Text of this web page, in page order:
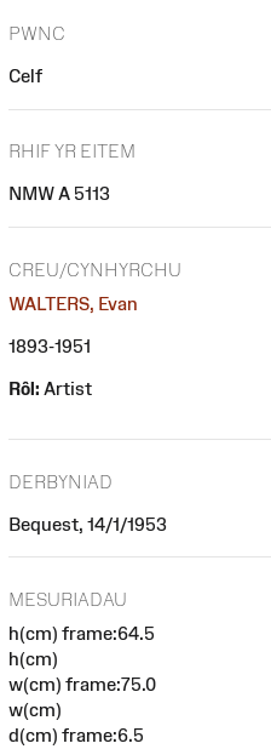
PWNC
Celf
RHIF YR EITEM
NMW A 5113
CREU/CYNHYRCHU
WALTERS, Evan
1893-1951
Rôl: Artist
DERBYNIAD
Bequest, 14/1/1953
MESURIADAU
h(cm) frame:64.5
h(cm)
w(cm) frame:75.0
w(cm)
d(cm) frame:6.5